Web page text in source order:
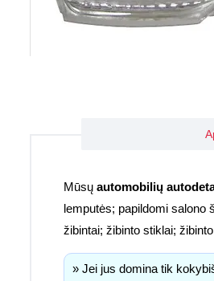
Mūsų automobilių
lemputės; papildomi salono
žibintai; žibinto stiklai;
» Jei jus domina tik